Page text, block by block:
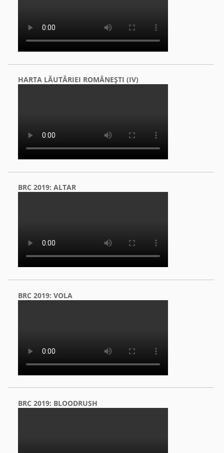
HARTA LĂUTĂRIEI ROMÂNEŞTI (IV)
BRC 2019: ALTAR
BRC 2019: VOLA
BRC 2019: BLOODRUSH